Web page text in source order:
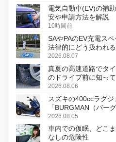
電気自動車(EV)の補
安や申請方法を解説
10時間前
SAやPAのEV充電ス
法律的にどう扱われる
2026.08.07
真夏の高速道路でタ
のドライブ前に知っ
2026.08.06
スズキの400ccラグ
「BURGMAN（バー
変更し、8月18日に発
2026.08.05
車内での仮眠、どこ
なしの危険性